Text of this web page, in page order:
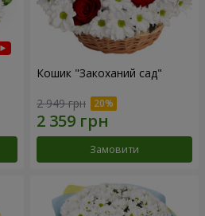
Кошик "Закоханий сад"
2 949 грн
Замовити